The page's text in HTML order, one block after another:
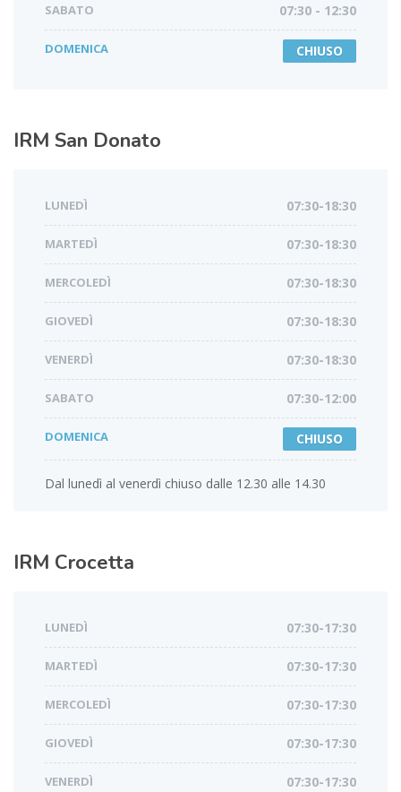
SABATO 07:30 - 12:30
DOMENICA CHIUSO
IRM San Donato
LUNEDÌ 07:30-18:30
MARTEDÌ 07:30-18:30
MERCOLEDÌ 07:30-18:30
GIOVEDÌ 07:30-18:30
VENERDÌ 07:30-18:30
SABATO 07:30-12:00
DOMENICA CHIUSO
Dal lunedì al venerdì chiuso dalle 12.30 alle 14.30
IRM Crocetta
LUNEDÌ 07:30-17:30
MARTEDÌ 07:30-17:30
MERCOLEDÌ 07:30-17:30
GIOVEDÌ 07:30-17:30
VENERDÌ 07:30-17:30